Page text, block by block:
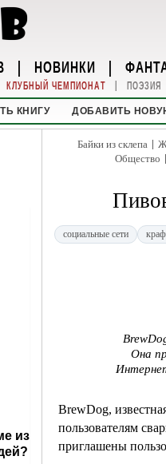
| НОВИНКИ |
КЛУБНЫЙ ЧЕМПИОНАТ | ПОЭЗИЯ
КНИГУ ДОБАВИТЬ
из
Байки из склепа |
Общество |
социальные сети
Она
BrewDog,
пользователям
приглашены